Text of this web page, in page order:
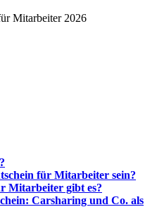
Mitarbeiter 2026
für Mitarbeiter sein?
Mitarbeiter gibt es?
Carsharing und Co. als